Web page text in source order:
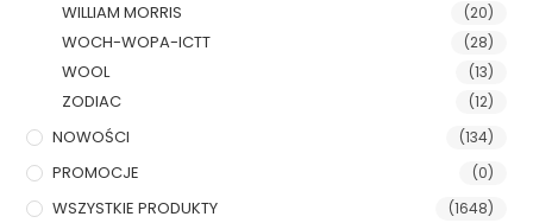
WILLIAM MORRIS (20)
WOCH-WOPA-ICTT (28)
WOOL (13)
ZODIAC (12)
NOWOŚCI (134)
PROMOCJE (0)
WSZYSTKIE PRODUKTY (1648)